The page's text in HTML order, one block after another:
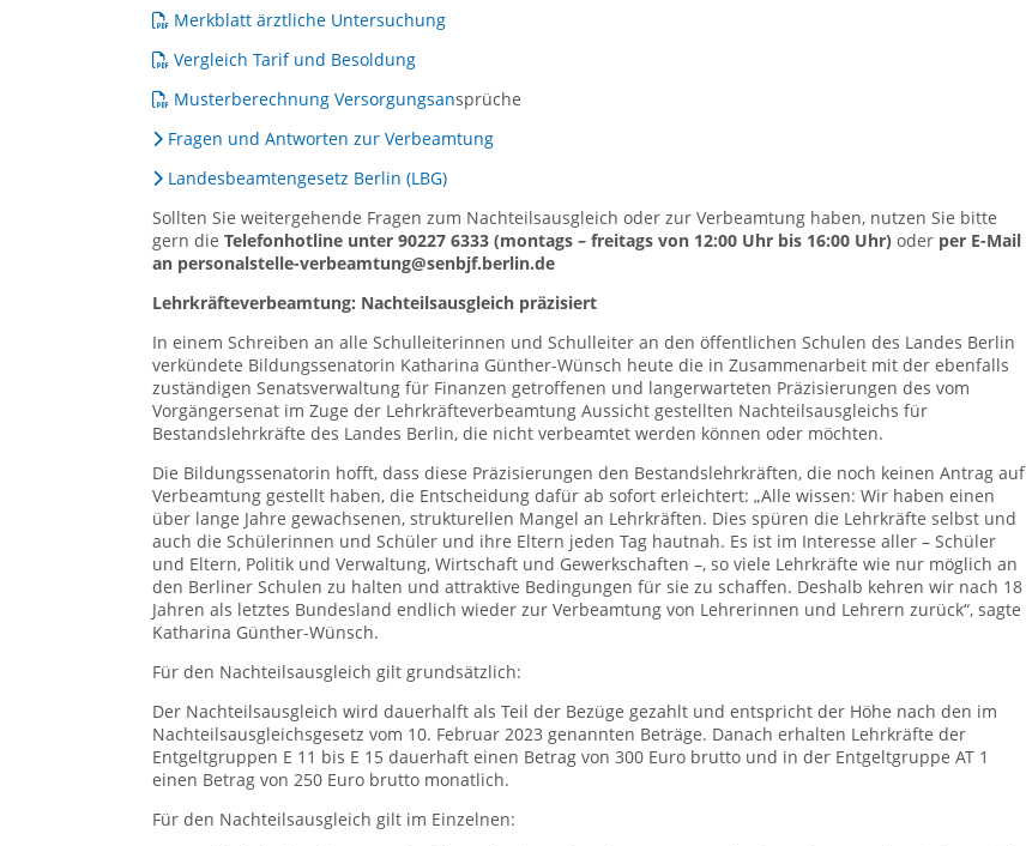
Merkblatt ärztliche Untersuchung
Vergleich Tarif und Besoldung
Musterberechnung Versorgungsansprüche
Fragen und Antworten zur Verbeamtung
Landesbeamtengesetz Berlin (LBG)
Sollten Sie weitergehende Fragen zum Nachteilsausgleich oder zur Verbeamtung haben, nutzen Sie bitte
gern die Telefonhotline unter 90227 6333 (montags – freitags von 12:00 Uhr bis 16:00 Uhr) oder per E-Mail
an personalstelle-verbeamtung@senbjf.berlin.de
Lehrkräfteverbeamtung: Nachteilsausgleich präzisiert
In einem Schreiben an alle Schulleiterinnen und Schulleiter an den öffentlichen Schulen des Landes Berlin
verkündete Bildungssenatorin Katharina Günther-Wünsch heute die in Zusammenarbeit mit der ebenfalls
zuständigen Senatsverwaltung für Finanzen getroffenen und langerwarteten Präzisierungen des vom
Vorgängersenat im Zuge der Lehrkräfteverbeamtung Aussicht gestellten Nachteilsausgleichs für
Bestandslehrkräfte des Landes Berlin, die nicht verbeamtet werden können oder möchten.
Die Bildungssenatorin hofft, dass diese Präzisierungen den Bestandslehrkräften, die noch keinen Antrag auf
Verbeamtung gestellt haben, die Entscheidung dafür ab sofort erleichtert: „Alle wissen: Wir haben einen
über lange Jahre gewachsenen, strukturellen Mangel an Lehrkräften. Dies spüren die Lehrkräfte selbst und
auch die Schülerinnen und Schüler und ihre Eltern jeden Tag hautnah. Es ist im Interesse aller – Schüler
und Eltern, Politik und Verwaltung, Wirtschaft und Gewerkschaften –, so viele Lehrkräfte wie nur möglich an
den Berliner Schulen zu halten und attraktive Bedingungen für sie zu schaffen. Deshalb kehren wir nach 18
Jahren als letztes Bundesland endlich wieder zur Verbeamtung von Lehrerinnen und Lehrern zurück“, sagte
Katharina Günther-Wünsch.
Für den Nachteilsausgleich gilt grundsätzlich:
Der Nachteilsausgleich wird dauerhalft als Teil der Bezüge gezahlt und entspricht der Höhe nach den im
Nachteilsausgleichsgesetz vom 10. Februar 2023 genannten Beträge. Danach erhalten Lehrkräfte der
Entgeltgruppen E 11 bis E 15 dauerhaft einen Betrag von 300 Euro brutto und in der Entgeltgruppe AT 1
einen Betrag von 250 Euro brutto monatlich.
Für den Nachteilsausgleich gilt im Einzelnen: